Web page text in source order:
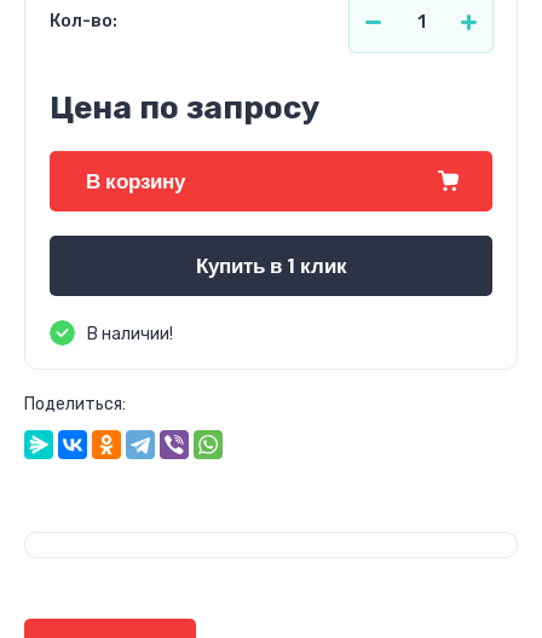
Кол-во:
Цена по запросу
В корзину
Купить в 1 клик
В наличии!
Поделиться: